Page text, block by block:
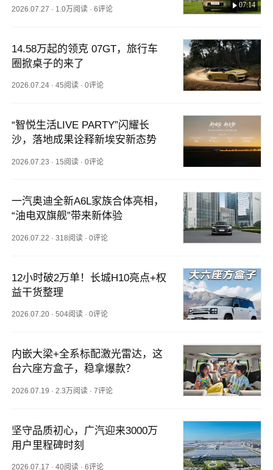
07:14
2026.07.27 · 1.0万阅读 ·6评论
14.58万起的领克 07GT，旅行车
圈掀桌子的来了
2026.07.24 ·45阅读 ·0评论
“智悦生活LIVE PARTY”闪耀长
沙，落地成果诠释新埃安新态势
2026.07.23 · 15阅读 ·0评论
一汽奥迪全新A6L家族合体亮相，
“油电双旗舰”带来新体验
2026.07.22 ·318阅读 ·0评论
12小时破2万单！长城H10亮点+权
益干货整理
2026.07.20 ·504阅读 ·0评论
内嵌大梁+全系标配激光雷达，这
台六座方盒子，稳拿爆款？
2026.07.19 · 2.3万阅读 ·7评论
坚守品质初心，广汽迎来3000万
用户里程碑时刻
2026.07.17 ·40阅读 ·6评论